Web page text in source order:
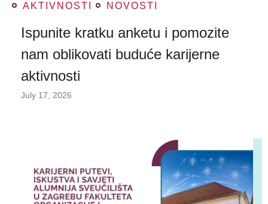
AKTIVNOSTI NOVOSTI
Ispunite kratku anketu i pomozite
nam oblikovati buduće karijerne
aktivnosti
July 17, 2026